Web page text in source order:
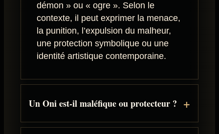
démon » ou « ogre ». Selon le
contexte, il peut exprimer la menace,
la punition, l’expulsion du malheur,
une protection symbolique ou une
identité artistique contemporaine.
Un Oni est-il maléfique ou protecteur ?